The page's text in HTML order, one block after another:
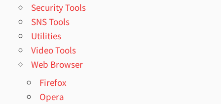
Security Tools
SNS Tools
Utilities
Video Tools
Web Browser
Firefox
Opera